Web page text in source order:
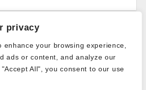
privacy
enhance your browsing experience,
ads or content, and analyze our
All", you consent to our use